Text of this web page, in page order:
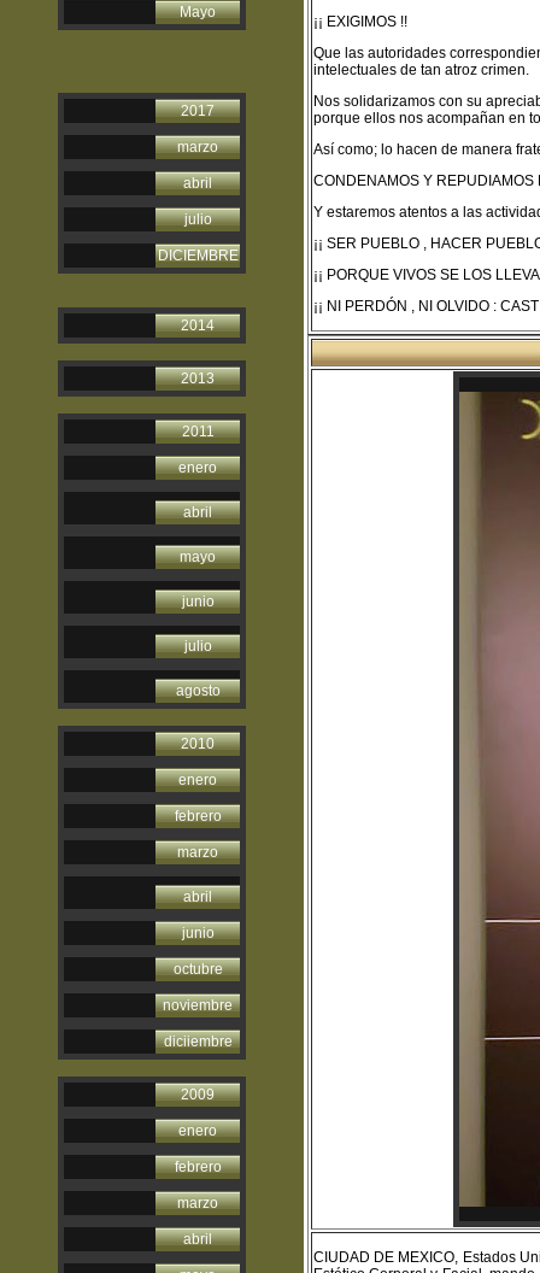
Mayo
2017
marzo
abril
julio
DICIEMBRE
2014
2013
2011
enero
abril
mayo
junio
julio
agosto
2010
enero
febrero
marzo
abril
junio
octubre
noviembre
diciiembre
2009
enero
febrero
marzo
abril
¡¡ EXIGIMOS !!
Que las autoridades
intelectuales de tan atroz crimen.
Nos solidarizamos con su
porque ellos nos acompañan en
Así como; lo hacen de manera
CONDENAMOS Y
Y estaremos atentos a las
¡¡ SER PUEBLO , HACER
¡¡ PORQUE VIVOS SE LOS
¡¡ NI PERDÓN , NI OLVIDO :
CIUDAD DE MEXICO, Estados